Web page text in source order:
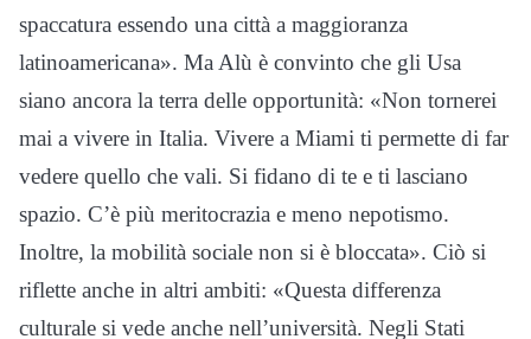
spaccatura essendo una città a maggioranza
latinoamericana». Ma Alù è convinto che gli Usa
siano ancora la terra delle opportunità: «Non tornerei
mai a vivere in Italia. Vivere a Miami ti permette di far
vedere quello che vali. Si fidano di te e ti lasciano
spazio. C’è più meritocrazia e meno nepotismo.
Inoltre, la mobilità sociale non si è bloccata». Ciò si
riflette anche in altri ambiti: «Questa differenza
culturale si vede anche nell’università. Negli Stati